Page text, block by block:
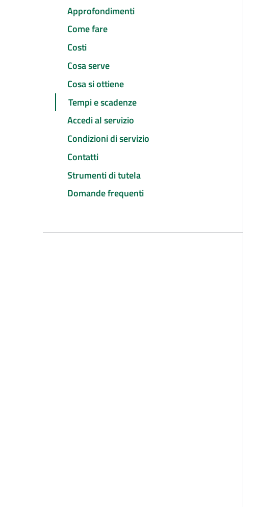
Approfondimenti
Come fare
Costi
Cosa serve
Cosa si ottiene
Tempi e scadenze
Accedi al servizio
Condizioni di servizio
Contatti
Strumenti di tutela
Domande frequenti